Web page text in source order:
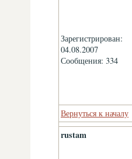
Зарегистрирован:
04.08.2007
Сообщения: 334
Вернуться к началу
rustam